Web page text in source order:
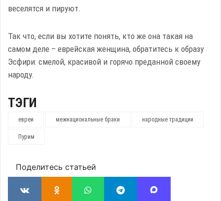
веселятся и пируют.
Так что, если вы хотите понять, кто же она такая на
самом деле – еврейская женщина, обратитесь к образу
Эсфири: смелой, красивой и горячо преданной своему
народу.
ТЭГИ
евреи межнациональные браки народные традиции
Пурим
Поделитесь статьей